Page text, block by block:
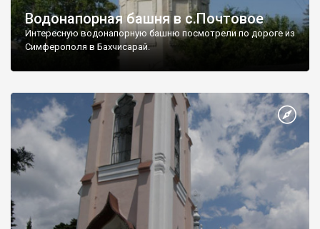
Водонапорная башня в с.Почтовое
Интересную водонапорную башню посмотрели по дороге из
Симферополя в Бахчисарай.